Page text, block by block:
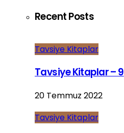
Recent Posts
Tavsiye Kitaplar
Tavsiye Kitaplar – 9
20 Temmuz 2022
Tavsiye Kitaplar